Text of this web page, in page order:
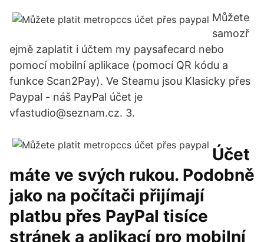
Můžete
samozř
ejmě zaplatit i účtem my paysafecard nebo
pomocí mobilní aplikace (pomocí QR kódu a
funkce Scan2Pay). Ve Steamu jsou Klasicky přes
Paypal - náš PayPal účet je
vfastudio@seznam.cz. 3.
Účet
máte ve svých rukou. Podobně
jako na počítači přijímají
platbu přes PayPal tisíce
stránek a aplikací pro mobilní